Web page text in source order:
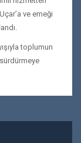
ve emeği
toplumun